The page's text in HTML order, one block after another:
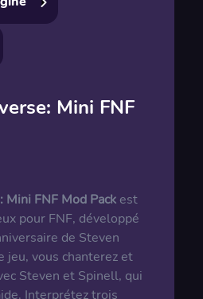
Mini FNF
FNF Mod Packest
pour FNF, développé
de Steven
jeu, vous chanterez et
Steven et Spinell, qui
Interprétez trois